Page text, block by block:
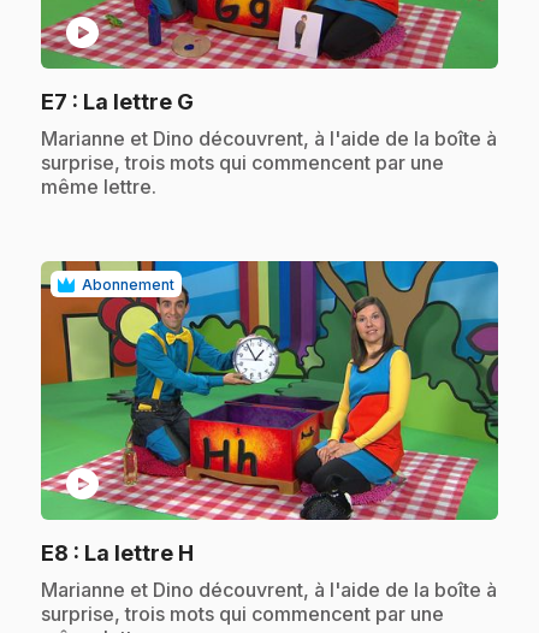
play_circle
E7 : La lettre G
.Marianne et Dino découvrent, à l'aide de la boîte à
surprise, trois mots qui commencent par une
même lettre.
Abonnement
play_circle
E8 : La lettre H
.Marianne et Dino découvrent, à l'aide de la boîte à
surprise, trois mots qui commencent par une